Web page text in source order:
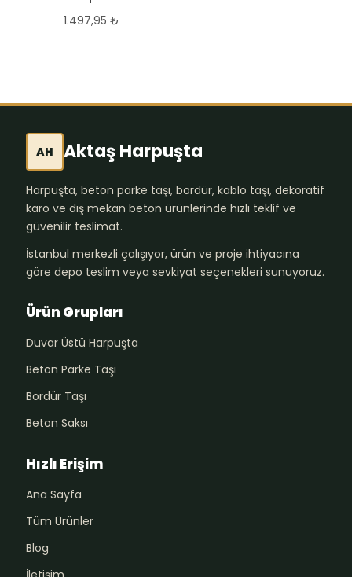
1.497,95 ₺
AH Aktaş Harpuşta
Harpuşta, beton parke taşı, bordür, kablo taşı, dekoratif
karo ve dış mekan beton ürünlerinde hızlı teklif ve
güvenilir teslimat.
İstanbul merkezli çalışıyor, ürün ve proje ihtiyacına
göre depo teslim veya sevkiyat seçenekleri sunuyoruz.
Ürün Grupları
Duvar Üstü Harpuşta
Beton Parke Taşı
Bordür Taşı
Beton Saksı
Hızlı Erişim
Ana Sayfa
Tüm Ürünler
Blog